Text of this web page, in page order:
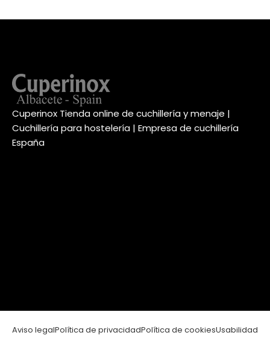
Cuperinox Tienda online de cuchillería y menaje |
Cuchillería para hostelería | Empresa de cuchillería
España
Aviso legalPolítica de privacidadPolítica de cookiesUsabilidad